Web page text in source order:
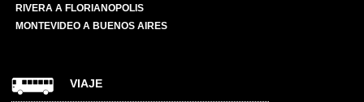
RIVERA A FLORIANOPOLIS
MONTEVIDEO A BUENOS AIRES
VIAJE